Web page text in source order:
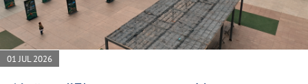
01 JUL 2026